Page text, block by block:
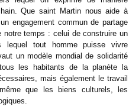
Que saint Martin nous aide à
engagement commun de partage
notre temps : celui de construire un
tout homme puisse vivre
un modèle mondial de solidarité
les habitants de la planète la
mais également le travail
que les biens culturels, les